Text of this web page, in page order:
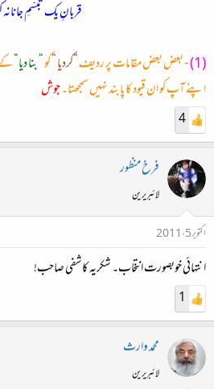
قربانِ یک تبسّمِ جانانہ
(1) - بعض بعض مقامات پر ردیف “کردیا “کو“ بنا دیا“
اپنے آپ کو ان قیود کا پابند نہیں سمجھتا۔جوش
4
فرخ منظور
لائبریرین
اکتوبر 5، 2011
انتہائی خوبصورت انتخاب۔ شکریہ کاشفی صاحب!
1
محمد وارث
لائبریرین